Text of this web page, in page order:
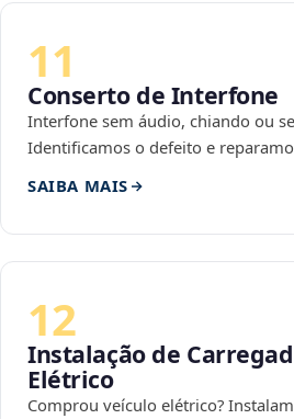
11
Conserto de Interfone
Interfone sem áudio, chiando ou
Identificamos o defeito e
SAIBA MAIS
12
Instalação de
Elétrico
Comprou veículo elétrico?